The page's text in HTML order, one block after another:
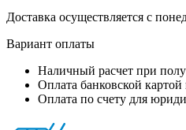
Доставка осуществляется с
Вариант оплаты
Наличный расчет при
Оплата банковской картой
Оплата по счету для